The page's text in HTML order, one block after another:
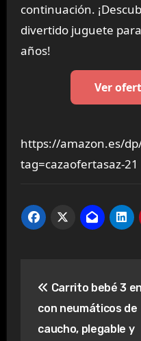
continuación.
divertido juguete
años!
Ver
https://amazon.es/
tag=cazaofertasaz-21
de
entradas
Carrito bebé 3
con neumáticos de
caucho, plegable y